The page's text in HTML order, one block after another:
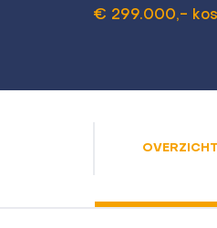
€ 299.000,-
OVERZICHT